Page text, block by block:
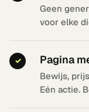
Geen
voor elke
✓ Pagina
Bewijs,
Eén actie.